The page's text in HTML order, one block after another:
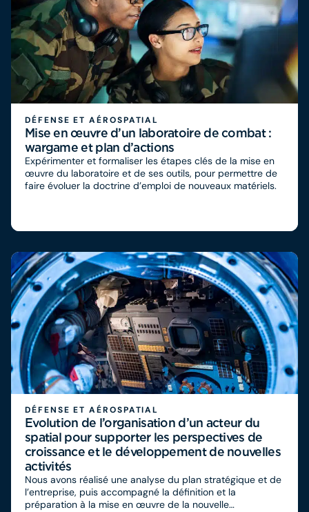
DÉFENSE ET AÉROSPATIAL
Mise en œuvre d’un laboratoire de combat :
wargame et plan d’actions
Expérimenter et formaliser les étapes clés de la mise en
œuvre du laboratoire et de ses outils, pour permettre de
faire évoluer la doctrine d’emploi de nouveaux matériels.
DÉFENSE ET AÉROSPATIAL
Evolution de l’organisation d’un acteur du
spatial pour supporter les perspectives de
croissance et le développement de nouvelles
activités​
Nous avons réalisé une analyse du plan stratégique et de
l’entreprise, puis accompagné la définition et la
préparation à la mise en œuvre de la nouvelle